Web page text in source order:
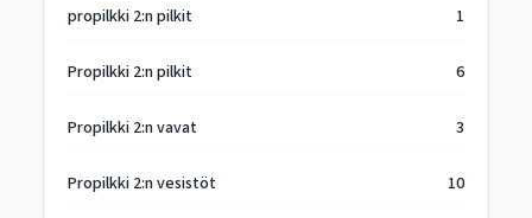
propilkki 2:n pilkit 1
Propilkki 2:n pilkit 6
Propilkki 2:n vavat 3
Propilkki 2:n vesistöt 10